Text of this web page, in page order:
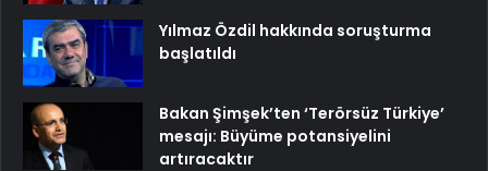
Yılmaz Özdil hakkında soruşturma
başlatıldı
Bakan Şimşek’ten ‘Terörsüz Türkiye’
mesajı: Büyüme potansiyelini
artıracaktır